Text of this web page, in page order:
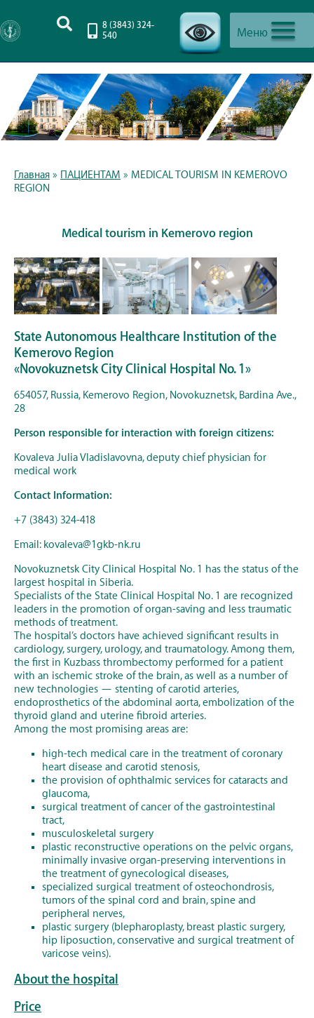
Меню
8 (3843) 324-
540
Главная » ПАЦИЕНТАМ » MEDICAL TOURISM IN KEMEROVO
REGION
Medical tourism in Kemerovo region
State Autonomous Healthcare Institution of the
Kemerovo Region
«Novokuznetsk City Clinical Hospital No. 1»
654057, Russia, Kemerovo Region, Novokuznetsk, Bardina Ave.,
28
Person responsible for interaction with foreign citizens:
Kovaleva Julia Vladislavovna, deputy chief physician for
medical work
Contact Information:
+7 (3843) 324-418
Email: kovaleva@1gkb-nk.ru
Novokuznetsk City Clinical Hospital No. 1 has the status of the
largest hospital in Siberia.
Specialists of the State Clinical Hospital No. 1 are recognized
leaders in the promotion of organ-saving and less traumatic
methods of treatment.
The hospital’s doctors have achieved significant results in
cardiology, surgery, urology, and traumatology. Among them,
the first in Kuzbass thrombectomy performed for a patient
with an ischemic stroke of the brain, as well as a number of
new technologies — stenting of carotid arteries,
endoprosthetics of the abdominal aorta, embolization of the
thyroid gland and uterine fibroid arteries.
Among the most promising areas are:
high-tech medical care in the treatment of coronary
heart disease and carotid stenosis,
the provision of ophthalmic services for cataracts and
glaucoma,
surgical treatment of cancer of the gastrointestinal
tract,
musculoskeletal surgery
plastic reconstructive operations on the pelvic organs,
minimally invasive organ-preserving interventions in
the treatment of gynecological diseases,
specialized surgical treatment of osteochondrosis,
tumors of the spinal cord and brain, spine and
peripheral nerves,
plastic surgery (blepharoplasty, breast plastic surgery,
hip liposuction, conservative and surgical treatment of
varicose veins).
About the hospital
Price